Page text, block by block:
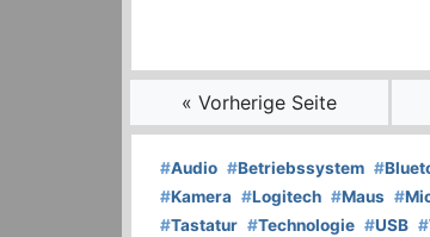
« Vorherige Seite
#Audio #Betriebssystem #
#Kamera #Logitech #Maus #
#Tastatur #Technologie #USB #